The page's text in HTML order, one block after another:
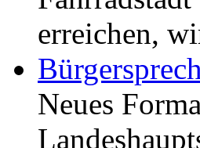
erreichen,
Neues